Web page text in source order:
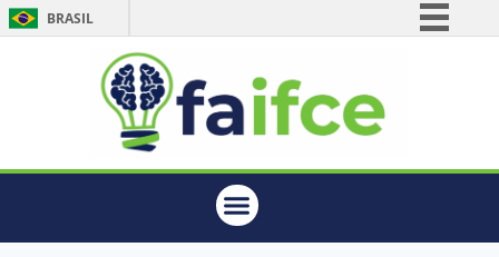
BRASIL
Participe